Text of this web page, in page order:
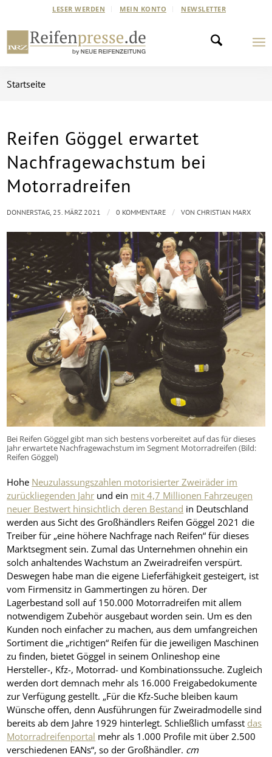
LESER WERDEN MEIN KONTO NEWSLETTER
Startseite
Reifen Göggel erwartet
Nachfragewachstum bei
Motorradreifen
Bei Reifen Göggel gibt man sich bestens vorbereitet auf das für dieses
Jahr erwartete Nachfragewachstum im Segment Motorradreifen (Bild:
Reifen Göggel)
Hohe Neuzulassungszahlen motorisierter Zweiräder im
zurückliegenden Jahr und ein mit 4,7 Millionen Fahrzeugen
neuer Bestwert hinsichtlich deren Bestand in Deutschland
werden aus Sicht des Großhändlers Reifen Göggel 2021 die
Treiber für „eine höhere Nachfrage nach Reifen“ für dieses
Marktsegment sein. Zumal das Unternehmen ohnehin ein
solch anhaltendes Wachstum an Zweiradreifen verspürt.
Deswegen habe man die eigene Lieferfähigkeit gesteigert, ist
vom Firmensitz in Gammertingen zu hören. Der
Lagerbestand soll auf 150.000 Motorradreifen mit allem
notwendigem Zubehör ausgebaut worden sein. Um es den
Kunden noch einfacher zu machen, aus dem umfangreichen
Sortiment die „richtigen“ Reifen für die jeweiligen Maschinen
zu finden, bietet Göggel in seinem Onlineshop eine
Hersteller-, Kfz-, Motorrad- und Kombinationssuche. Zugleich
werden dort demnach mehr als 16.000 Freigabedokumente
zur Verfügung gestellt. „Für die Kfz-Suche bleiben kaum
Wünsche offen, denn Ausführungen für Zweiradmodelle sind
bereits ab dem Jahre 1929 hinterlegt. Schließlich umfasst das
Motorradreifenportal mehr als 1.000 Profile mit über 2.500
verschiedenen EANs“, so der Großhändler. cm
DONNERSTAG, 25. MÄRZ 2021 / 0 KOMMENTARE / VONCHRISTIAN MARX